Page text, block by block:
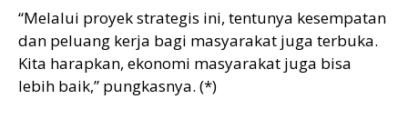
“Melalui proyek strategis ini, tentunya kesempatan
dan peluang kerja bagi masyarakat juga terbuka.
Kita harapkan, ekonomi masyarakat juga bisa
lebih baik,” pungkasnya. (*)